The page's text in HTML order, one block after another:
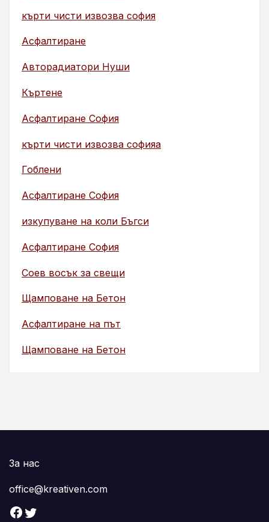
кърти чисти извозва софия
Асфалтиране
Авторадиатори Нуши
Къртене
Асфалтиране София
кърти чисти извозва софияа
Гоблени
Асфалтиране София
изкупуване на коли Бъгси
Асфалтиране София
Соев восък за свещи
Щамповане на Бетон
Асфалтиране на път
Щамповане на Бетон
За нас
office@kreativen.com
Facebook Twitter